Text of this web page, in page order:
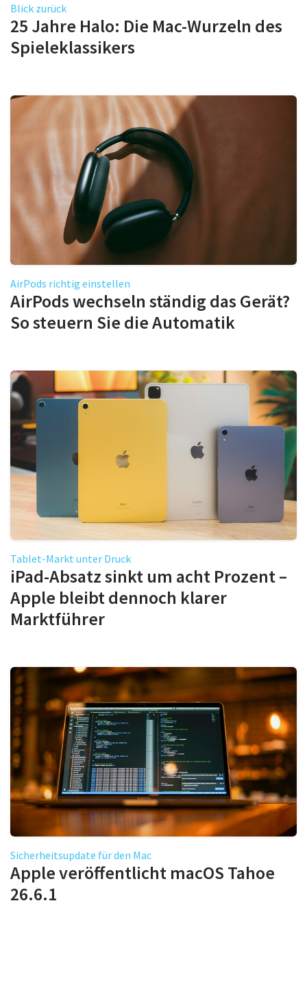
Blick zurück
25 Jahre Halo: Die Mac-Wurzeln des
Spieleklassikers
AirPods richtig einstellen
AirPods wechseln ständig das Gerät?
So steuern Sie die Automatik
Tablet-Markt unter Druck
iPad-Absatz sinkt um acht Prozent –
Apple bleibt dennoch klarer
Marktführer
Sicherheitsupdate für den Mac
Apple veröffentlicht macOS Tahoe
26.6.1